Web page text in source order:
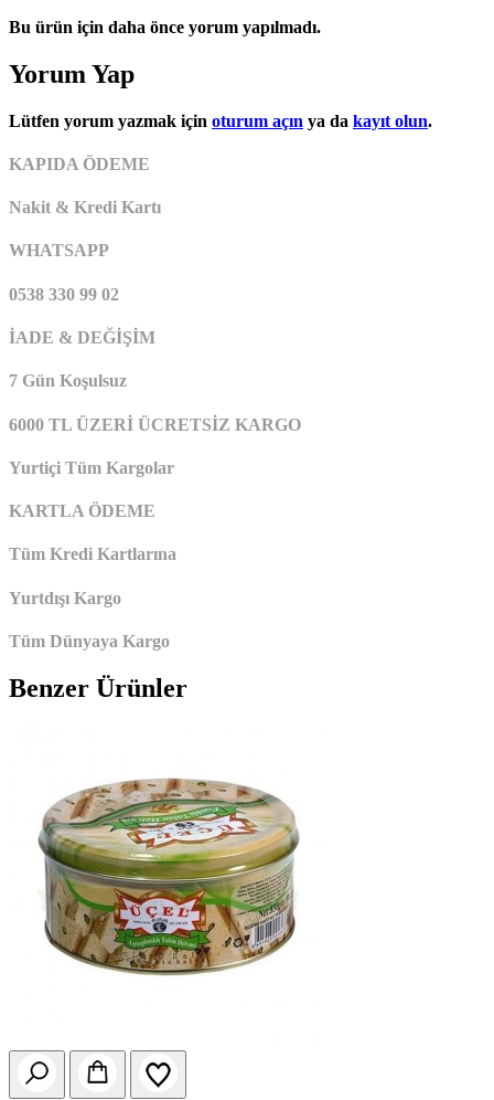
Bu ürün için daha önce yorum yapılmadı.
Yorum Yap
Lütfen yorum yazmak için oturum açın ya da kayıt olun.
KAPIDA ÖDEME
Nakit & Kredi Kartı
WHATSAPP
0538 330 99 02
İADE & DEĞİŞİM
7 Gün Koşulsuz
6000 TL ÜZERİ ÜCRETSİZ KARGO
Yurtiçi Tüm Kargolar
KARTLA ÖDEME
Tüm Kredi Kartlarına
Yurtdışı Kargo
Tüm Dünyaya Kargo
Benzer Ürünler